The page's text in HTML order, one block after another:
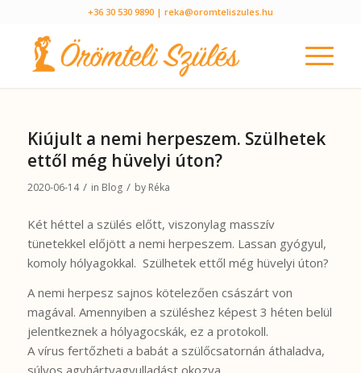
+36 30 530 9890 | reka@oromteliszules.hu
Kiújult a nemi herpeszem. Szülhetek
ettől még hüvelyi úton?
2020-06-14 / in Blog / by Réka
Két héttel a szülés előtt, viszonylag masszív
tünetekkel előjött a nemi herpeszem. Lassan gyógyul,
komoly hólyagokkal. Szülhetek ettől még hüvelyi úton?
A nemi herpesz sajnos kötelezően császárt von
magával. Amennyiben a szüléshez képest 3 héten belül
jelentkeznek a hólyagocskák, ez a protokoll.
A vírus fertőzheti a babát a szülőcsatornán áthaladva,
súlyos agyhártyagyulladást okozva.